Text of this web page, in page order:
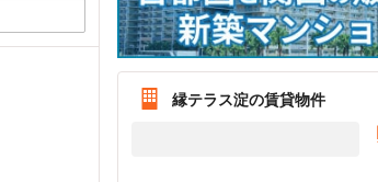
縁テラス淀の賃貸物件